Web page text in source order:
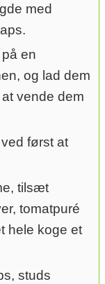
med
en
og lad dem
vende dem
først at
tilsæt
tomatpuré
hele koge et
studs